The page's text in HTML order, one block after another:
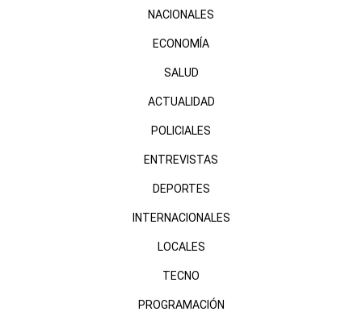
NACIONALES
ECONOMÍA
SALUD
ACTUALIDAD
POLICIALES
ENTREVISTAS
DEPORTES
INTERNACIONALES
LOCALES
TECNO
PROGRAMACIÓN